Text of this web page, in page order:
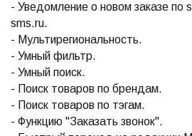
- Уведомление о новом заказе по
sms.ru.
- Мультирегиональность.
- Умный фильтр.
- Умный поиск.
- Поиск товаров по брендам.
- Поиск товаров по тэгам.
- Функцию "Заказать звонок".